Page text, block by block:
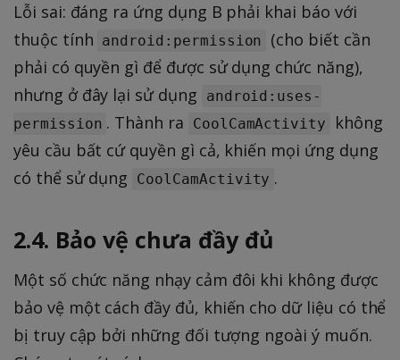
Lỗi sai: đáng ra ứng dụng B phải khai báo với
thuộc tính android:permission
(cho biết cần
phải có quyền gì để được sử dụng chức năng),
nhưng ở đây lại sử dụng
android:uses-
permission . Thành ra CoolCamActivity
không
yêu cầu bất cứ quyền gì cả, khiến mọi ứng dụng
có thể sử dụng
CoolCamActivity .
2.4. Bảo vệ chưa đầy đủ
Một số chức năng nhạy cảm đôi khi không được
bảo vệ một cách đầy đủ, khiến cho dữ liệu có thể
bị truy cập bởi những đối tượng ngoài ý muốn.